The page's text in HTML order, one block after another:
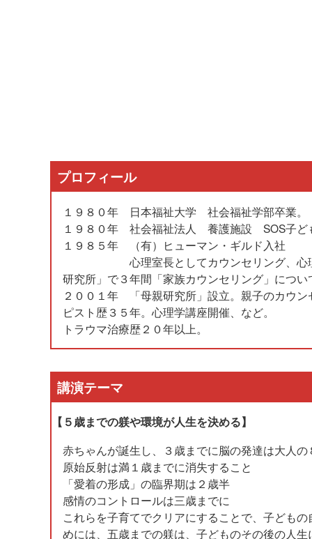
プロフィール
１９８０年 日本福祉大学 社会福祉学部卒業。
１９８０年 社会福祉法人 養護施設 SOS子ど
１９８５年 （有）ヒューマン・ギルド入社
心理室長としてカウンセリング、心理学
研究所」で３年間「家族カウンセリング」につい
２００１年 「母親研究所」設立。親子のカウ
ピスト歴３５年。心理学講座開催、など。
トラウマ治療歴２０年以上。
講演テーマ
【５歳までの躾や環境が人生を決める】
赤ちゃんが誕生し、３歳までに脳の発達は大人
原始反射は満１歳までに消失すること
「愛着の形成」の臨界期は２歳半
感情のコントロールは三歳までに
これらを子育てでクリアにすることで、子ども
めには、五歳までの躾は、子どものその後の人